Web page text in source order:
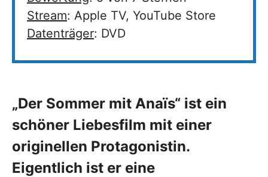
Stream: Apple TV, YouTube Store
Datenträger: DVD
„Der Sommer mit Anaïs“ ist ein
schöner Liebesfilm mit einer
originellen Protagonistin.
Eigentlich ist er eine